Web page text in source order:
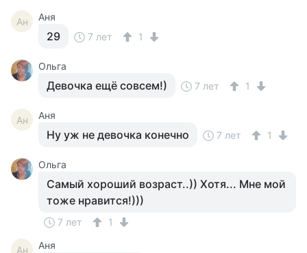
Ан Аня
29 7 лет 1
Ольга
Девочка ещё совсем!) 7 лет 1
Ан Аня
Ну уж не девочка конечно 7 лет 1
Ольга
Самый хороший возраст..)) Хотя... Мне мой
тоже нравится!)))
7 лет 1
Ан Аня